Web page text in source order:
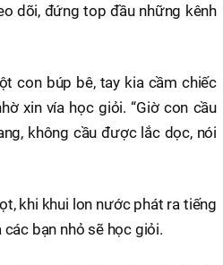
dõi, đứng top đầu những kênh
con búp bê, tay kia cầm chiếc
xin vía học giỏi. “Giờ con cầu
không cầu được lắc dọc, nói
khi khui lon nước phát ra tiếng
các bạn nhỏ sẽ học giỏi.